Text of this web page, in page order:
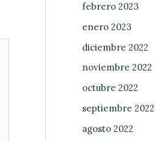
febrero 2023
enero 2023
diciembre 2022
noviembre 2022
octubre 2022
septiembre 2022
agosto 2022